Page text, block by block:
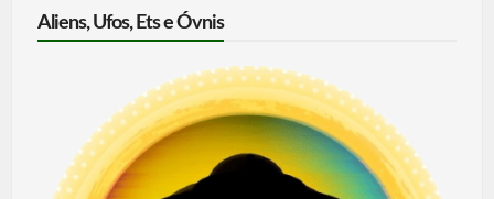
Aliens, Ufos, Ets e Óvnis